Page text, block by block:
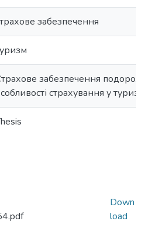
забезпечення
забезпечення
страхування у
Down
load